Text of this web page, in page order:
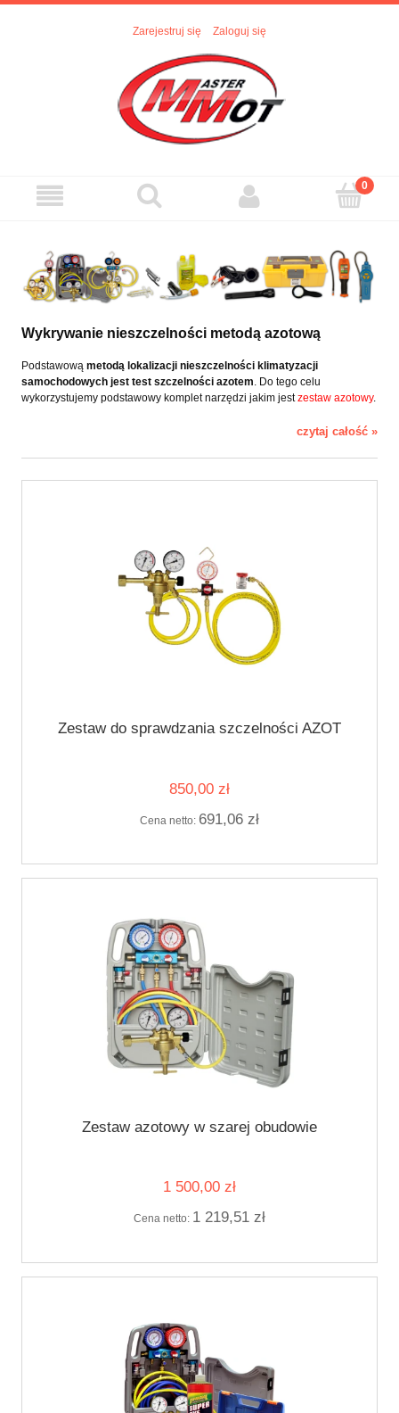
Zarejestruj się Zaloguj się
Wykrywanie nieszczelności metodą azotową
Podstawową metodą lokalizacji nieszczelności klimatyzacji
samochodowych jest test szczelności azotem. Do tego celu
wykorzystujemy podstawowy komplet narzędzi jakim jestzestaw azotowy.
czytaj całość »
Zestaw do sprawdzania szczelności AZOT
850,00 zł
Cena netto: 691,06 zł
Zestaw azotowy w szarej obudowie
1 500,00 zł
Cena netto: 1 219,51 zł